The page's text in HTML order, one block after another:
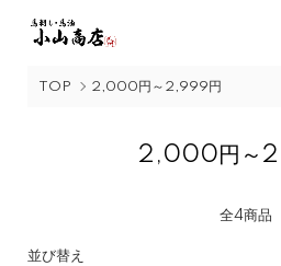
TOP 2,000円～2,999円
2,000円～
全4商品
並び替え